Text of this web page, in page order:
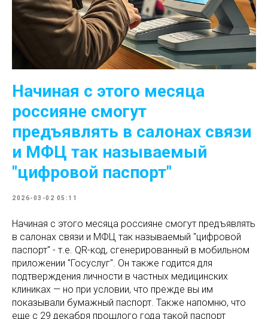
Начиная с этого месяца
россияне смогут
предъявлять в салонах связи
и МФЦ так называемый
"цифровой паспорт"
2026-03-02 05:11
Начиная с этого месяца россияне смогут предъявлять
в салонах связи и МФЦ так называемый "цифровой
паспорт" - т.е. QR-код, сгенерированный в мобильном
приложении "Госуслуг". Он также годится для
подтверждения личности в частных медицинских
клиниках — но при условии, что прежде вы им
показывали бумажный паспорт. Также напомню, что
еще с 29 декабря прошлого года такой паспорт